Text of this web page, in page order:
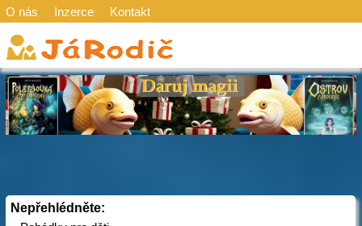
O nás Inzerce Kontakt
Nepřehlédněte: